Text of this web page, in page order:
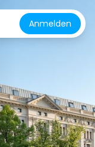
Anmelden